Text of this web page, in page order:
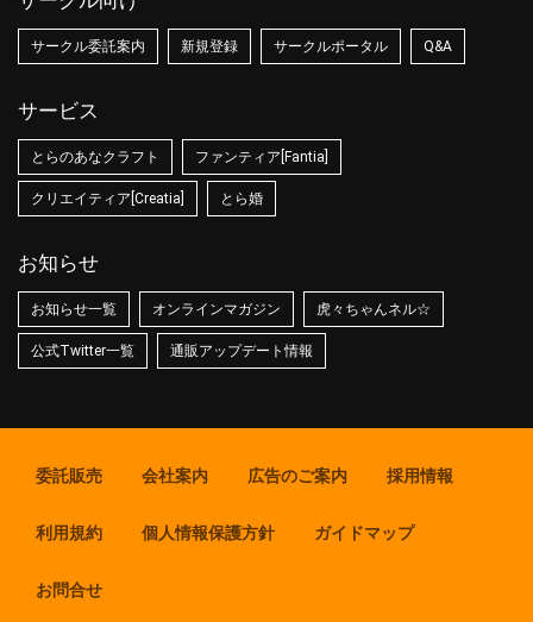
サークル委託案内 新規登録 サークルポータル Q&A
サービス
とらのあなクラフト ファンティア[Fantia]
クリエイティア[Creatia] とら婚
お知らせ
お知らせ一覧 オンラインマガジン 虎々ちゃんネル☆
公式Twitter一覧 通販アップデート情報
委託販売 会社案内 広告のご案内 採用情報
利用規約 個人情報保護方針 ガイドマップ
お問合せ